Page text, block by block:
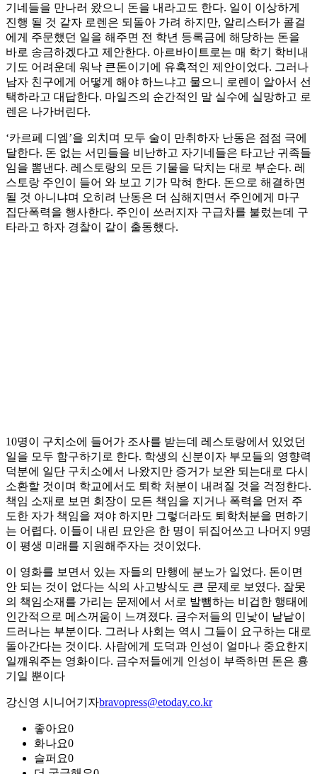
기네들을 만나러 왔으니 돈을 내라고도 한다. 일이 이상하게
진행 될 것 같자 로렌은 되돌아 가려 하지만, 알리스터가 콜걸
에게 주문했던 일을 해주면 전 학년 등록금에 해당하는 돈을
바로 송금하겠다고 제안한다. 아르바이트로는 매 학기 학비내
기도 어려운데 워낙 큰돈이기에 유혹적인 제안이었다. 그러나
남자 친구에게 어떻게 해야 하느냐고 물으니 로렌이 알아서 선
택하라고 대답한다. 마일즈의 순간적인 말 실수에 실망하고 로
렌은 나가버린다.
‘카르페 디엠’을 외치며 모두 술이 만취하자 난동은 점점 극에
달한다. 돈 없는 서민들을 비난하고 자기네들은 타고난 귀족들
임을 뽐낸다. 레스토랑의 모든 기물을 닥치는 대로 부순다. 레
스토랑 주인이 들어 와 보고 기가 막혀 한다. 돈으로 해결하면
될 것 아니냐며 오히려 난동은 더 심해지면서 주인에게 마구
집단폭력을 행사한다. 주인이 쓰러지자 구급차를 불렀는데 구
타라고 하자 경찰이 같이 출동했다.
10명이 구치소에 들어가 조사를 받는데 레스토랑에서 있었던
일을 모두 함구하기로 한다. 학생의 신분이자 부모들의 영향력
덕분에 일단 구치소에서 나왔지만 증거가 보완 되는대로 다시
소환할 것이며 학교에서도 퇴학 처분이 내려질 것을 걱정한다.
책임 소재로 보면 회장이 모든 책임을 지거나 폭력을 먼저 주
도한 자가 책임을 져야 하지만 그렇더라도 퇴학처분을 면하기
는 어렵다. 이들이 내린 묘안은 한 명이 뒤집어쓰고 나머지 9명
이 평생 미래를 지원해주자는 것이었다.
이 영화를 보면서 있는 자들의 만행에 분노가 일었다. 돈이면
안 되는 것이 없다는 식의 사고방식도 큰 문제로 보였다. 잘못
의 책임소재를 가리는 문제에서 서로 발뺌하는 비겁한 행태에
인간적으로 메스꺼움이 느껴졌다. 금수저들의 민낯이 낱낱이
드러나는 부분이다. 그러나 사회는 역시 그들이 요구하는 대로
돌아간다는 것이다. 사람에게 도덕과 인성이 얼마나 중요한지
일깨워주는 영화이다. 금수저들에게 인성이 부족하면 돈은 흉
기일 뿐이다
강신영 시니어기자bravopress@etoday.co.kr
좋아요0
화나요0
슬퍼요0